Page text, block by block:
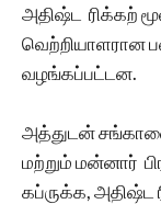
அதிஷ்ட ரிக்கற்
வெற்றியாளரான
வழங்கப்பட்டன.
அத்துடன்
மற்றும் மன்னார்
கப்ருக்க, அதிஷ்ட